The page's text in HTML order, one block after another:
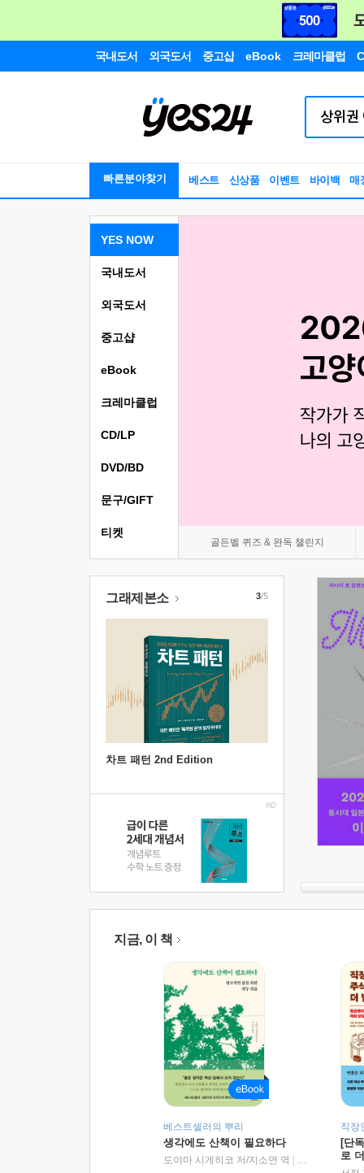
국내도서 외국도서 중고샵 eBook 크레마클럽
빠른분야찾기 베스트 신상품 이벤트 바이백 매
YES NOW
골든벨 퀴즈 & 완독 챌린지
국내도서
외국도서
중고샵
eBook
크레마클럽
CD/LP
DVD/BD
문구/GIFT
티켓
그래제본소
차트 패턴 2nd Edition
3/5
지금, 이 책
베스트셀러의 뿌리
생각에도 산책이 필요하다
도야마 시게히코 저/지소연 역
알에이치코리
직장
[단
로